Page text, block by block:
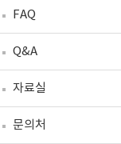
FAQ
Q&A
자료실
문의처